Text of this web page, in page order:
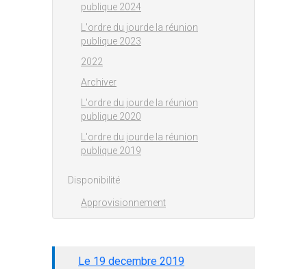
Le 19 decembre 2019
publique 2024
L'ordre du jourde la réunion
publique 2023
2022
Archiver
L'ordre du jourde la réunion
publique 2020
L'ordre du jourde la réunion
publique 2019
Disponibilité
Approvisionnement